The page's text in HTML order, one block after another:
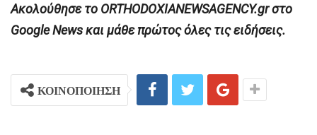
Ακολούθησε το ORTHODOXIANEWSAGENCY.gr στο
Google News και μάθε πρώτος όλες τις ειδήσεις.
ΚΟΙΝΟΠΟΙΗΣΗ